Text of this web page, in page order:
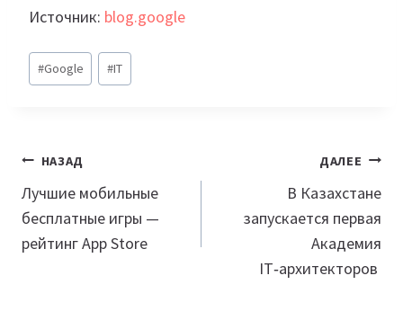
Источник: blog.google
Метки
записи:
#Google #IT
Навигация
по
записям
НАЗАД
Лучшие мобильные
бесплатные игры —
рейтинг App Store
ДАЛЕЕ
В Казахстане
запускается первая
Академия
IT‑архитекторов